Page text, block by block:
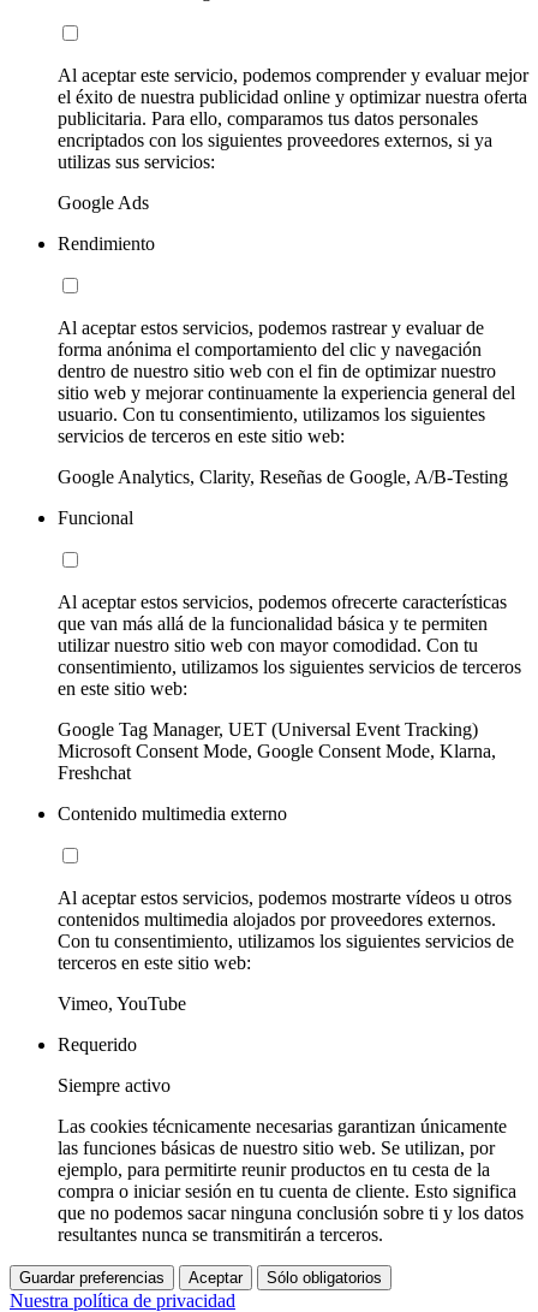
Al aceptar este servicio, podemos comprender y evaluar mejor
el éxito de nuestra publicidad online y optimizar nuestra oferta
publicitaria. Para ello, comparamos tus datos personales
encriptados con los siguientes proveedores externos, si ya
utilizas sus servicios:
Google Ads
Rendimiento
Al aceptar estos servicios, podemos rastrear y evaluar de
forma anónima el comportamiento del clic y navegación
dentro de nuestro sitio web con el fin de optimizar nuestro
sitio web y mejorar continuamente la experiencia general del
usuario. Con tu consentimiento, utilizamos los siguientes
servicios de terceros en este sitio web:
Google Analytics, Clarity, Reseñas de Google, A/B-Testing
Funcional
Al aceptar estos servicios, podemos ofrecerte características
que van más allá de la funcionalidad básica y te permiten
utilizar nuestro sitio web con mayor comodidad. Con tu
consentimiento, utilizamos los siguientes servicios de terceros
en este sitio web:
Google Tag Manager, UET (Universal Event Tracking)
Microsoft Consent Mode, Google Consent Mode, Klarna,
Freshchat
Contenido multimedia externo
Al aceptar estos servicios, podemos mostrarte vídeos u otros
contenidos multimedia alojados por proveedores externos.
Con tu consentimiento, utilizamos los siguientes servicios de
terceros en este sitio web:
Vimeo, YouTube
Requerido
Siempre activo
Las cookies técnicamente necesarias garantizan únicamente
las funciones básicas de nuestro sitio web. Se utilizan, por
ejemplo, para permitirte reunir productos en tu cesta de la
compra o iniciar sesión en tu cuenta de cliente. Esto significa
que no podemos sacar ninguna conclusión sobre ti y los datos
resultantes nunca se transmitirán a terceros.
Guardar preferencias Aceptar Sólo obligatorios
Nuestra política de privacidad